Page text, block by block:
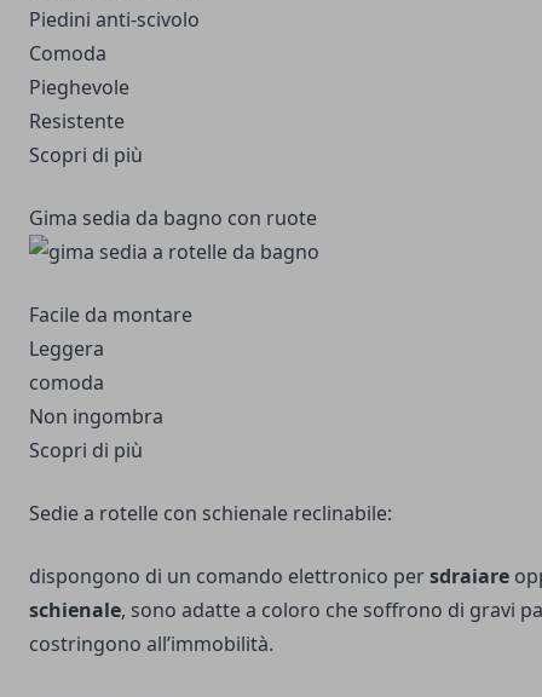
Piedini anti-scivolo
Comoda
Pieghevole
Resistente
Scopri di più
Gima sedia da bagno con ruote
Facile da montare
Leggera
comoda
Non ingombra
Scopri di più
Sedie a rotelle con schienale reclinabile:
dispongono di un comando elettronico persdraiare
schienale, sono adatte a coloro che soffrono di gravi
costringono all’immobilità.